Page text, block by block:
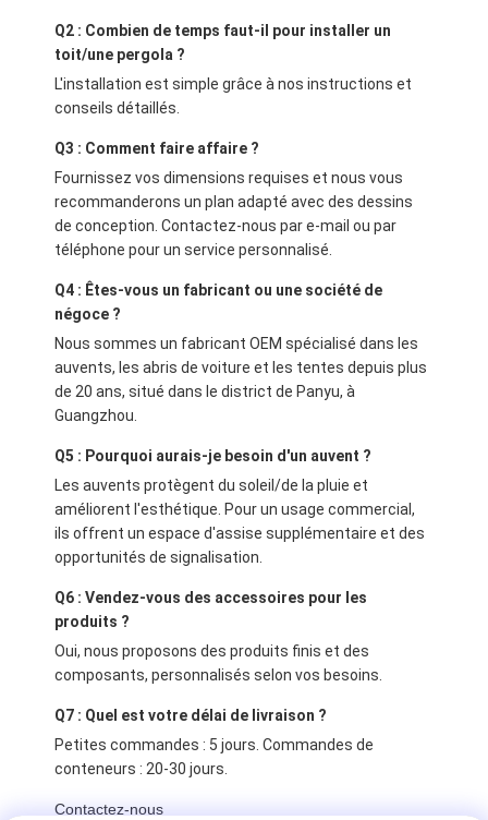
Q2 : Combien de temps faut-il pour installer un
toit/une pergola ?
L'installation est simple grâce à nos instructions et
conseils détaillés.
Q3 : Comment faire affaire ?
Fournissez vos dimensions requises et nous vous
recommanderons un plan adapté avec des dessins
de conception. Contactez-nous par e-mail ou par
téléphone pour un service personnalisé.
Q4 : Êtes-vous un fabricant ou une société de
négoce ?
Nous sommes un fabricant OEM spécialisé dans les
auvents, les abris de voiture et les tentes depuis plus
de 20 ans, situé dans le district de Panyu, à
Guangzhou.
Q5 : Pourquoi aurais-je besoin d'un auvent ?
Les auvents protègent du soleil/de la pluie et
améliorent l'esthétique. Pour un usage commercial,
ils offrent un espace d'assise supplémentaire et des
opportunités de signalisation.
Q6 : Vendez-vous des accessoires pour les
produits ?
Oui, nous proposons des produits finis et des
composants, personnalisés selon vos besoins.
Q7 : Quel est votre délai de livraison ?
Petites commandes : 5 jours. Commandes de
conteneurs : 20-30 jours.
Contactez-nous